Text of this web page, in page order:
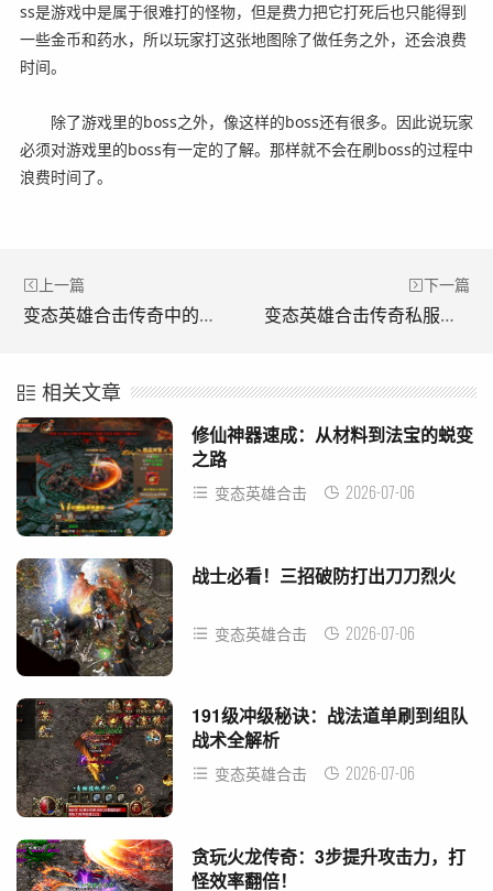
ss是游戏中是属于很难打的怪物，但是费力把它打死后也只能得到
一些金币和药水，所以玩家打这张地图除了做任务之外，还会浪费
时间。
除了游戏里的boss之外，像这样的boss还有很多。因此说玩家
必须对游戏里的boss有一定的了解。那样就不会在刷boss的过程中
浪费时间了。
上一篇
变态英雄合击传奇中的少数知名女玩家。(变形英雄进击传奇中为数不多的知名女玩家之一。)
下一篇
变态英雄合击传奇私服中的攻城可以带来什么?(围攻《变形英雄出击传奇私服能带来什么？)
相关文章
修仙神器速成：从材料到法宝的蜕变
之路
变态英雄合击 2026-07-06
战士必看！三招破防打出刀刀烈火
变态英雄合击 2026-07-06
191级冲级秘诀：战法道单刷到组队
战术全解析
变态英雄合击 2026-07-06
贪玩火龙传奇：3步提升攻击力，打
怪效率翻倍！